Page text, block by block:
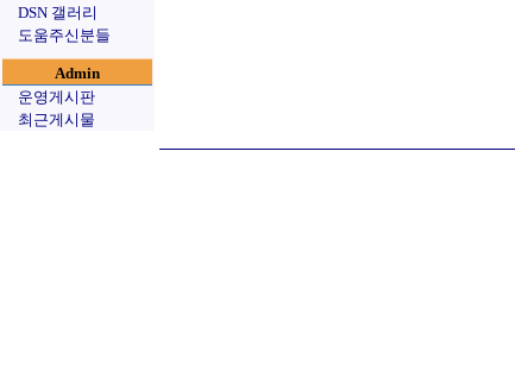
DSN 갤러리
도움주신분들
Admin
운영게시판
최근게시물